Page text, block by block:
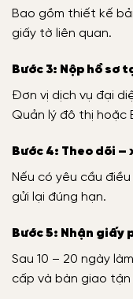
Bao gồm thiết kế
giấy tờ liên quan.
Bước 3: Nộp hồ sơ
Đơn vị dịch vụ đại
Quản lý đô thị hoặc
Bước 4: Theo dõi –
Nếu có yêu cầu
gửi lại đúng hạn.
Bước 5: Nhận giấy
Sau 10 – 20 ngày
cấp và bàn giao